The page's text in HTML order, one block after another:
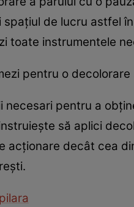
de lucru astfel
toate instrumentele
pentru o
necesari pentru a
să aplici
acţionare decât cea